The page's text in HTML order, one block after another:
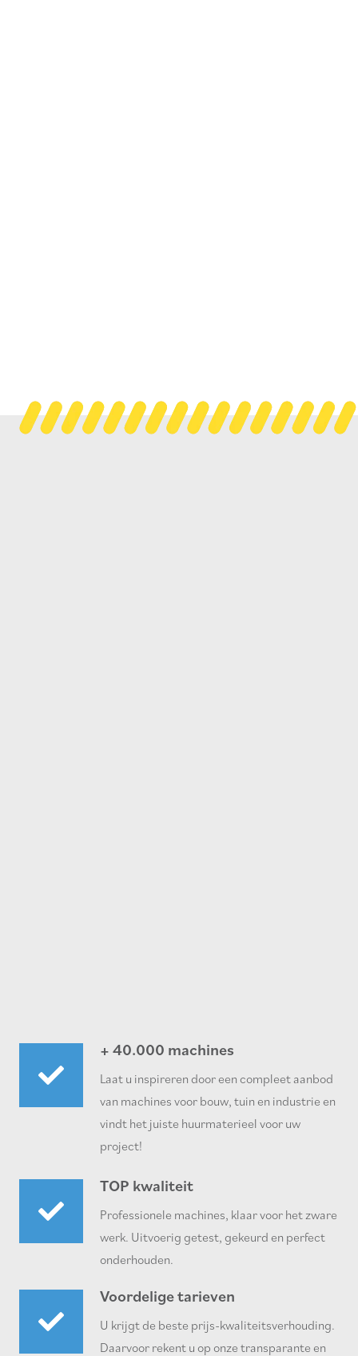
+ 40.000 machines
Laat u inspireren door een compleet aanbod
van machines voor bouw, tuin en industrie en
vindt het juiste huurmaterieel voor uw
project!
TOP kwaliteit
Professionele machines, klaar voor het zware
werk. Uitvoerig getest, gekeurd en perfect
onderhouden.
Voordelige tarieven
U krijgt de beste prijs-kwaliteitsverhouding.
Daarvoor rekent u op onze transparante en